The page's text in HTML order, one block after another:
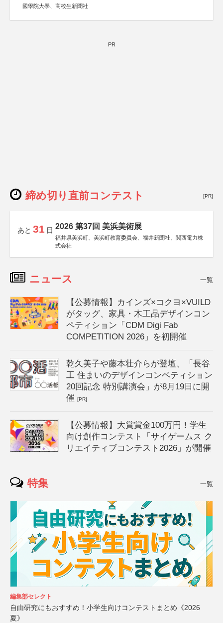
國學院大學、高校生新聞社
PR
締め切り直前コンテスト [PR]
あと 31 日 2026 第37回 美浜美術展
福井県美浜町、美浜町教育委員会、福井新聞社、関西電力株
式会社
ニュース 一覧
【公募情報】カインズ×コクヨ×VUILD
がタッグ、家具・木工品デザインコン
ペティション「CDM Digi Fab
COMPETITION 2026」を初開催
乾久美子や藤本壮介らが登壇、「長谷
工 住まいのデザインコンペティション
20回記念 特別講演会」が8月19日に開
催[PR]
【公募情報】大賞賞金100万円！学生
向け創作コンテスト「サイゲームス ク
リエイティブコンテスト2026」が開催
特集 一覧
編集部セレクト
自由研究にもおすすめ！小学生向けコンテストまとめ《2026
夏》